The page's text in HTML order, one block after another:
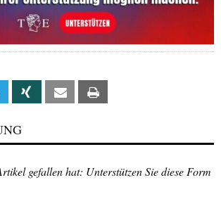
Linkedin Xing Email
gefallen hat: Unterstützen Sie diese Form